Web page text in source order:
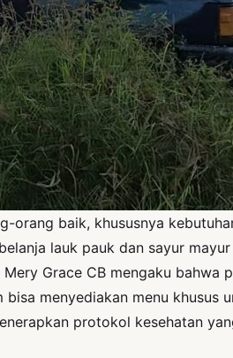
baik, khususnya
lauk pauk dan sayur
Grace CB mengaku bahwa
menyediakan menu khusus
protokol kesehatan